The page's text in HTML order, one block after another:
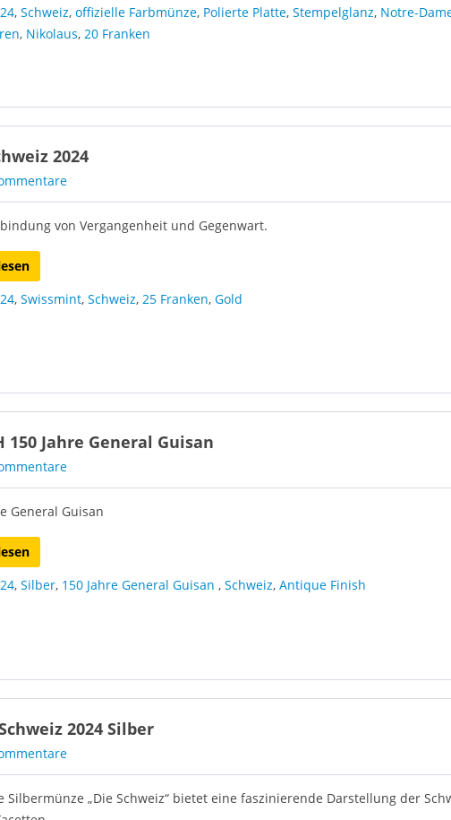
,Schweiz,offizielle Farbmünze, Polierte Platte,Stempelglanz, Notre-
, Nikolaus,20 Franken
2024
von Vergangenheit und Gegenwart.
,Swissmint,Schweiz, 25 Franken,Gold
Jahre General Guisan
General Guisan
,Silber, 150 Jahre General Guisan,Schweiz,Antique Finish
2024 Silber
Silbermünze „Die Schweiz“ bietet eine faszinierende Darstellung der